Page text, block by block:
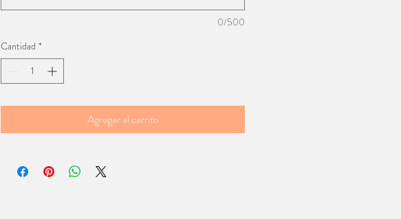
0/500
Cantidad *
Agregar al carrito